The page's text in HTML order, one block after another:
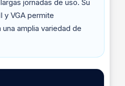
jornadas de uso. Su
y VGA permite
amplia variedad de